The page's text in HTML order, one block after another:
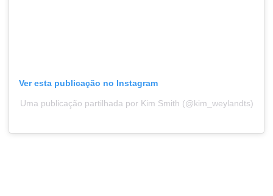
Ver esta publicação no Instagram
Uma publicação partilhada por Kim Smith (@kim_weylandts)